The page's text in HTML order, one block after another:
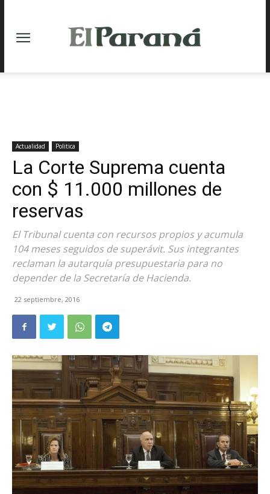
Actualidad Politica
La Corte Suprema cuenta
con $ 11.000 millones de
reservas
El Tribunal cuenta con recursos propios y acumula
104 meses seguidos de superávit. Sus integrantes
reclaman la autarquía presupuestaria para no
depender de la Secretaría de Hacienda.
22 septiembre, 2016